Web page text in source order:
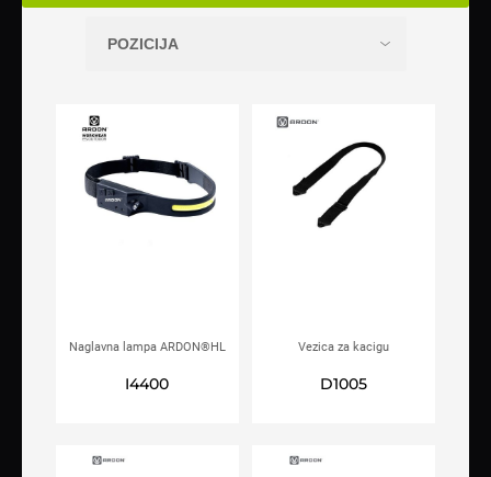
Naglavna lampa ARDON®HL
I4400
Vezica za kacigu
D1005